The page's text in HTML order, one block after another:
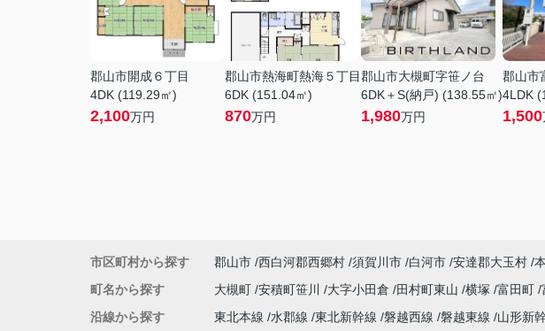
郡山市開成６丁目
4DK (119.29㎡)
2,100万円
郡山市熱海町熱海５丁目
6DK (151.04㎡)
870万円
郡山市大槻町字笹ノ台
6DK＋S(納戸) (138.55㎡)
1,980万円
郡山市
4LDK
1,500
市区町村から探す 郡山市 西白河郡西郷村 須賀川市 白河市 安達郡大玉村
町名から探す
大槻町 安積町笹川 大字小田倉 田村町東山 横塚 富田町
沿線から探す
東北本線 水郡線 東北新幹線 磐越西線 磐越東線 山形新